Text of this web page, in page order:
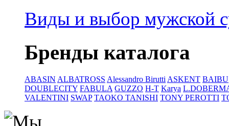
Виды и выбор мужской
Бренды каталога
ABASIN ALBATROSS Alessandro Birutti ASKENT BAIBU
DOUBLECITY FABULA GUZZO H-T Karya
VALENTINI SWAP TAOKO TANISHI TONY PEROTTI